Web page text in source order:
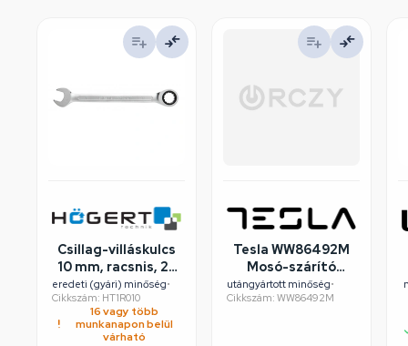
Csillag-villáskulcs
10 mm, racsnis, 25
év garancia,
HÖGERT HT1R010
eredeti (gyári) minőség•
Cikkszám: HT1R010
16 vagy több
munkanapon belül
várható
Tesla WW86492M
Mosó-szárító
felújított/szépséghibás
utángyártott minőség•
Cikkszám: WW86492M